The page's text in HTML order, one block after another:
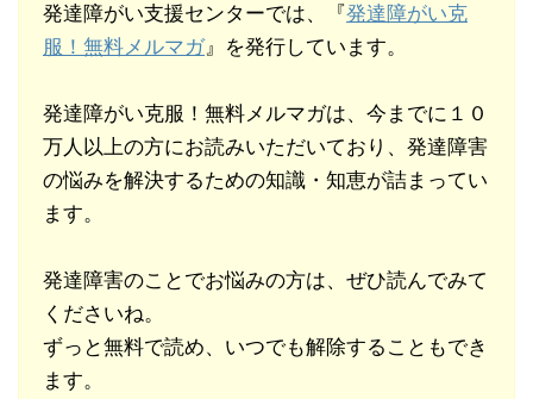
発達障がい支援センターでは、『発達障がい克
服！無料メルマガ』を発行しています。
発達障がい克服！無料メルマガは、今までに１０
万人以上の方にお読みいただいており、発達障害
の悩みを解決するための知識・知恵が詰まってい
ます。
発達障害のことでお悩みの方は、ぜひ読んでみて
くださいね。
ずっと無料で読め、いつでも解除することもでき
ます。